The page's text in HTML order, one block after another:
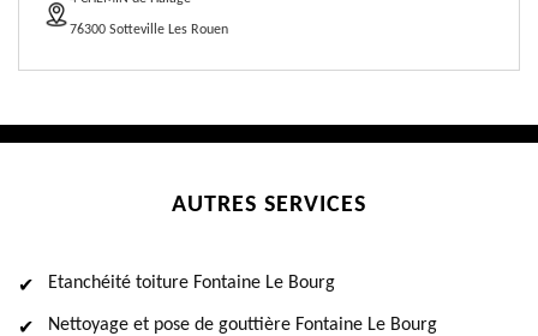
76300 Sotteville Les Rouen
AUTRES SERVICES
Etanchéité toiture Fontaine Le Bourg
Nettoyage et pose de gouttière Fontaine Le Bourg